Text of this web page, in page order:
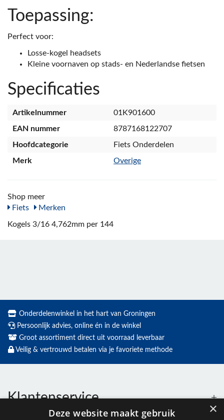
Toepassing:
Perfect voor:
Losse-kogel headsets
Kleine voornaven op stads- en Nederlandse fietsen
Specificaties
Artikelnummer
01K901600
EAN nummer
8787168122707
Hoofdcategorie
Fiets Onderdelen
Merk
Overige
Shop meer
Fiets
Merken
Kogels 3/16 4,762mm per 144
Onderdelenwinkel in het hart van Groningen
Persoonlijk advies, online én in de winkel
Groot assortiment direct uit voorraad leverbaar
Veilig & vertrouwd betalen via je favoriete methode
Klantenservice
×
Deze website maakt gebruik